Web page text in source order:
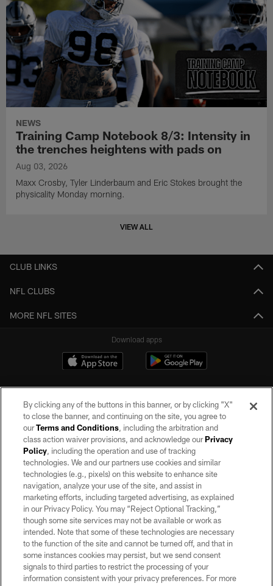
NEWS
Training Camp Notebook 8/3: Intensity in
the trenches heightens with pads on
Aug 03, 2026
Maxx Crosby, Tyler Linderbaum and Eric Stokes brought the
physicality Monday morning.
VIEW ALL
CLUB LINKS
NFL CLUBS
MORE NFL SITES
Download apps
©2026 by the Las Vegas Raiders. All rights reserved. No portion of this site
may be reproduced without the express written permission of the Las Vegas
Raiders.
PRIVACY POLICY
TERMS OF SERVICE
ACCESSIBILITY
AD CHOICES
YOUR PRIVACY CHOICES
By clicking any of the buttons in this banner, or by clicking "X"
to close the banner, and continuing on the site, you agree to
ourTerms and Conditions, including the arbitration and
class action waiver provisions, and acknowledge ourPrivacy
Policy, including the operation and use of tracking
technologies. We and our partners use cookies and similar
technologies (e.g., pixels) on this website to enhance site
navigation, analyze your use of the site, and assist in
marketing efforts, including targeted advertising, as explained
in our Privacy Policy. You may “Reject Optional Tracking,”
though some site services may not be available or work as
intended. Note that some of these technologies are necessary
to the function of the site and cannot be turned off, and that in
some instances cookies may persist, but we send consent
signals to third parties to restrict the processing of your
information consistent with your privacy preferences. For more